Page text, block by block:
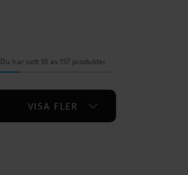
Du har sett 36 av 157 produkter
VISA FLER